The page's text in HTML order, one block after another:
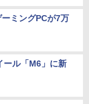
ミングPCが7万
ール「M6」に新